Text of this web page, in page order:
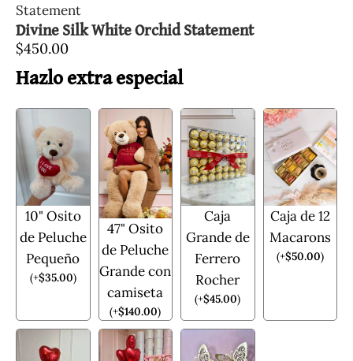
Statement
Divine Silk White Orchid Statement
$450.00
Hazlo extra especial
10" Osito
de Peluche
Pequeño
(+$35.00)
47" Osito
de Peluche
Grande con
camiseta
(+$140.00)
Caja
Grande de
Ferrero
Rocher
(+$45.00)
Caja de 12
Macarons
(+$50.00)